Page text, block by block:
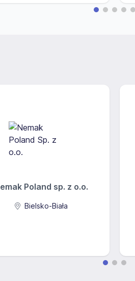
Poland sp. z o.o.
Bielsko-Biała